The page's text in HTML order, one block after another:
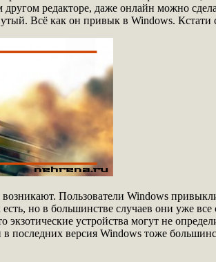
редакторе, даже онлайн можно
Всё как он привык в Windows. Кстати
Пользователи Windows
но в большинстве случаев они уже
устройства могут не
версия Windows тоже